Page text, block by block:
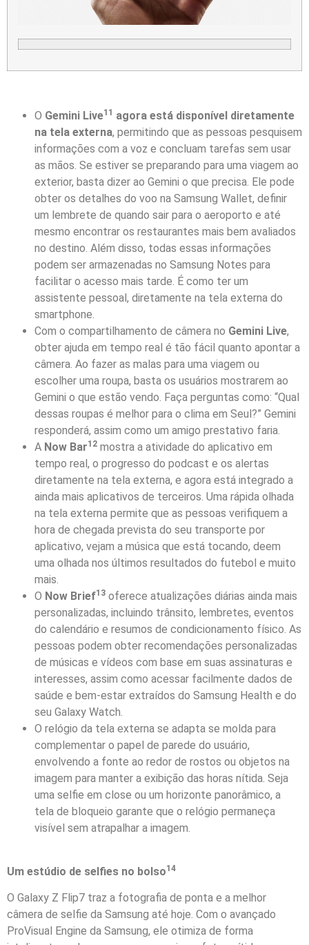
O Gemini Live11 agora está disponível diretamente
na tela externa, permitindo que as pessoas pesquisem
informações com a voz e concluam tarefas sem usar
as mãos. Se estiver se preparando para uma viagem ao
exterior, basta dizer ao Gemini o que precisa. Ele pode
obter os detalhes do voo na Samsung Wallet, definir
um lembrete de quando sair para o aeroporto e até
mesmo encontrar os restaurantes mais bem avaliados
no destino. Além disso, todas essas informações
podem ser armazenadas no Samsung Notes para
facilitar o acesso mais tarde. É como ter um
assistente pessoal, diretamente na tela externa do
smartphone.
Com o compartilhamento de câmera no Gemini Live,
obter ajuda em tempo real é tão fácil quanto apontar a
câmera. Ao fazer as malas para uma viagem ou
escolher uma roupa, basta os usuários mostrarem ao
Gemini o que estão vendo. Faça perguntas como: “Qual
dessas roupas é melhor para o clima em Seul?” Gemini
responderá, assim como um amigo prestativo faria.
A Now Bar12 mostra a atividade do aplicativo em
tempo real, o progresso do podcast e os alertas
diretamente na tela externa, e agora está integrado a
ainda mais aplicativos de terceiros. Uma rápida olhada
na tela externa permite que as pessoas verifiquem a
hora de chegada prevista do seu transporte por
aplicativo, vejam a música que está tocando, deem
uma olhada nos últimos resultados do futebol e muito
mais.
O Now Brief13 oferece atualizações diárias ainda mais
personalizadas, incluindo trânsito, lembretes, eventos
do calendário e resumos de condicionamento físico. As
pessoas podem obter recomendações personalizadas
de músicas e vídeos com base em suas assinaturas e
interesses, assim como acessar facilmente dados de
saúde e bem-estar extraídos do Samsung Health e do
seu Galaxy Watch.
O relógio da tela externa se adapta se molda para
complementar o papel de parede do usuário,
envolvendo a fonte ao redor de rostos ou objetos na
imagem para manter a exibição das horas nítida. Seja
uma selfie em close ou um horizonte panorâmico, a
tela de bloqueio garante que o relógio permaneça
visível sem atrapalhar a imagem.
Um estúdio de selfies no bolso14
O Galaxy Z Flip7 traz a fotografia de ponta e a melhor
câmera de selfie da Samsung até hoje. Com o avançado
ProVisual Engine da Samsung, ele otimiza de forma